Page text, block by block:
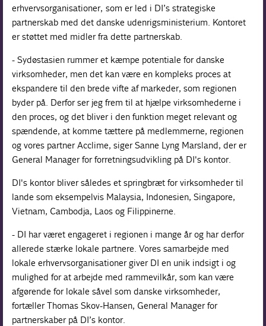
erhvervsorganisationer, som er led i DI’s strategiske
partnerskab med det danske udenrigsministerium. Kontoret
er støttet med midler fra dette partnerskab.
- Sydøstasien rummer et kæmpe potentiale for danske
virksomheder, men det kan være en kompleks proces at
ekspandere til den brede vifte af markeder, som regionen
byder på. Derfor ser jeg frem til at hjælpe virksomhederne i
den proces, og det bliver i den funktion meget relevant og
spændende, at komme tættere på medlemmerne, regionen
og vores partner Acclime, siger Sanne Lyng Marsland, der er
General Manager for forretningsudvikling på DI's kontor.
DI's kontor bliver således et springbræt for virksomheder til
lande som eksempelvis Malaysia, Indonesien, Singapore,
Vietnam, Cambodja, Laos og Filippinerne.
- DI har været engageret i regionen i mange år og har derfor
allerede stærke lokale partnere. Vores samarbejde med
lokale erhvervsorganisationer giver DI en unik indsigt i og
mulighed for at arbejde med rammevilkår, som kan være
afgørende for lokale såvel som danske virksomheder,
fortæller Thomas Skov-Hansen, General Manager for
partnerskaber på DI’s kontor.